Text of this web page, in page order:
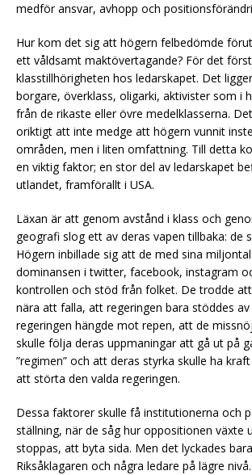
medför ansvar, avhopp och
Hur kom det sig att högern felbedömde
ett våldsamt maktövertagande? För det
klasstillhörigheten hos ledarskapet. Det
borgare, överklass, oligarki, aktivister som i
från de rikaste eller övre medelklasserna.
oriktigt att inte medge att högern vunnit
områden, men i liten omfattning. Till detta
en viktig faktor; en stor del av ledarskapet
utlandet, framförallt i USA.
Läxan är att genom avstånd i klass och
geografi slog ett av deras vapen tillbaka: de
Högern inbillade sig att de med sina
dominansen i twitter, facebook, instagram
kontrollen och stöd från folket. De trodde
nära att falla, att regeringen bara stöddes
regeringen hängde mot repen, att de
skulle följa deras uppmaningar att gå ut på
”regimen” och att deras styrka skulle ha
att störta den valda regeringen.
Dessa faktorer skulle få institutionerna och
ställning, när de såg hur oppositionen växte
stoppas, att byta sida. Men det lyckades
Riksåklagaren och några ledare på lägre